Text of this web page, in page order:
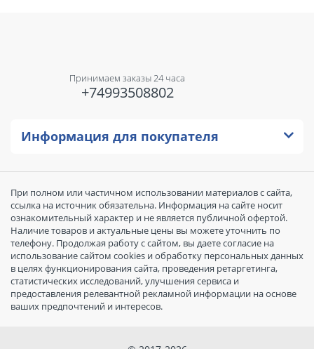
Принимаем заказы 24 часа
+74993508802
Информация для покупателя
При полном или частичном использовании материалов с сайта,
ссылка на источник обязательна. Информация на сайте носит
ознакомительный характер и не является публичной офертой.
Наличие товаров и актуальные цены вы можете уточнить по
телефону. Продолжая работу с сайтом, вы даете согласие на
использование сайтом cookies и обработку персональных данных
в целях функционирования сайта, проведения ретаргетинга,
статистических исследований, улучшения сервиса и
предоставления релевантной рекламной информации на основе
ваших предпочтений и интересов.